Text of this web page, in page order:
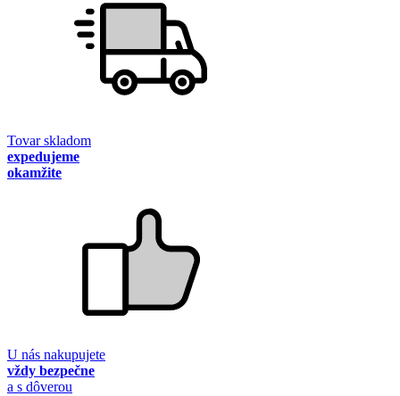
Tovar skladom
expedujeme
okamžite
U nás nakupujete
vždy bezpečne
a s dôverou